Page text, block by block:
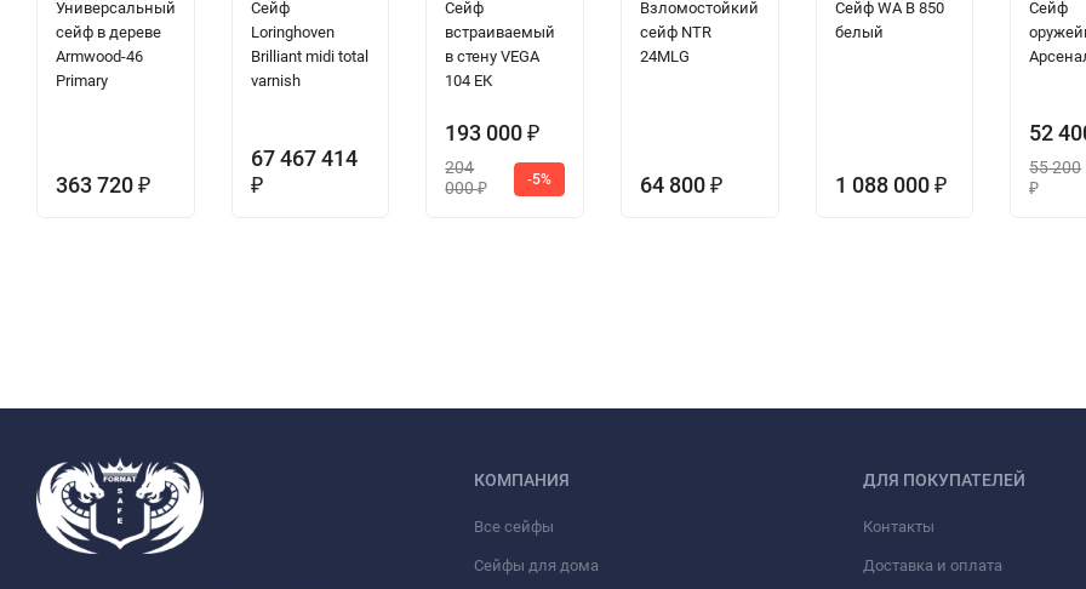
Универсальный
сейф в дереве
Armwood-46
Primary
363 720 ₽
Сейф
Loringhoven
Brilliant midi total
varnish
67 467 414
₽
Сейф
встраиваемый
в стену VEGA
104 ЕК
193 000₽
204
000₽
-5%
Взломостойкий
сейф NTR
24MLG
64 800 ₽
Сейф WA B 850
белый
1 088 000 ₽
Сейф
52
55 200
₽
КОМПАНИЯ
Все сейфы
Сейфы для дома
ДЛЯ ПОКУПАТЕЛЕЙ
Контакты
Доставка и оплата